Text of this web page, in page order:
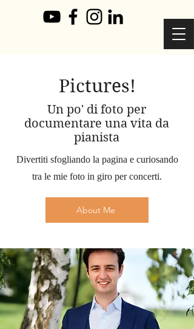
Pictures!
Un po' di foto per
documentare una vita da
pianista
Divertiti sfogliando la pagina e curiosando
tra le mie foto in giro per concerti.
About Me